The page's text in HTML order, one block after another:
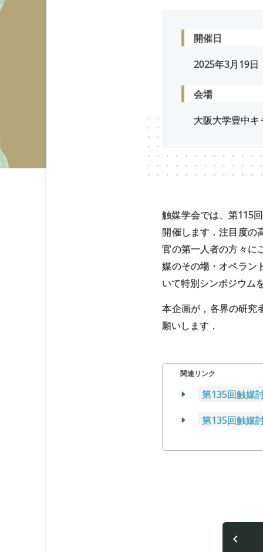
開催日
2025年3月19日
会場
大阪大学豊中
触媒学会では、第115
開催します．注目度の
官の第一人者の方々に
媒のその場・オペラン
いて特別シンポジウム
本企画が，各界の研究
願いします．
関連リンク
第135回触媒
第135回触媒